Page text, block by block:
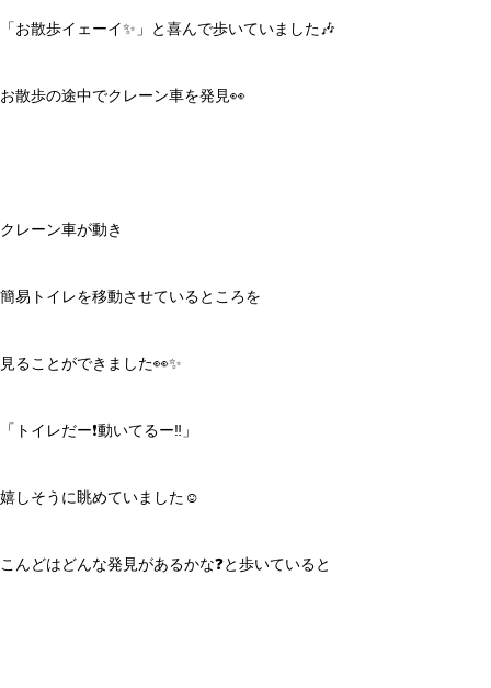
「お散歩イェーイ✨」と喜んで歩いていました🎶
お散歩の途中でクレーン車を発見👀
クレーン車が動き
簡易トイレを移動させているところを
見ることができました👀✨
「トイレだー❗️動いてるー‼️」
嬉しそうに眺めていました☺️
こんどはどんな発見があるかな❓と歩いていると